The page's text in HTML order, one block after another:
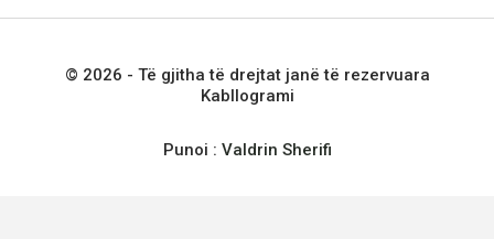
© 2026 - Të gjitha të drejtat janë të rezervuara
Kabllogrami
Punoi : Valdrin Sherifi